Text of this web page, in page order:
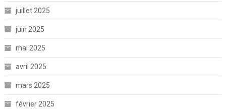
juillet 2025
juin 2025
mai 2025
avril 2025
mars 2025
février 2025